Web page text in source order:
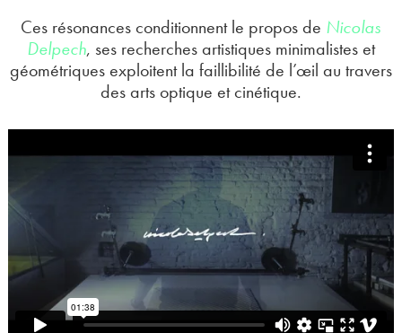
Ces résonances conditionnent le propos de Nicolas
Delpech, ses recherches artistiques minimalistes et
géométriques exploitent la faillibilité de l’œil au travers
des arts optique et cinétique.